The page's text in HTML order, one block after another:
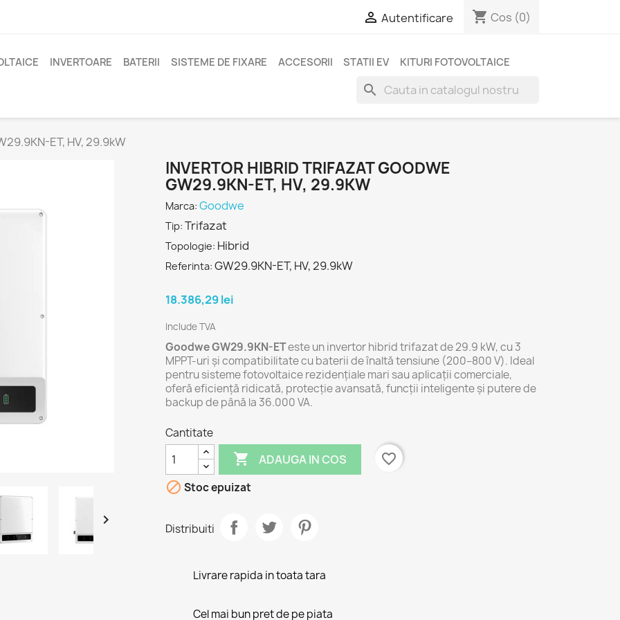
 Autentificare shopping_cart Cos (0)
INVERTOARE BATERII SISTEME DE FIXARE ACCESORII STATII EV KITURI FOTOVOLTAICE
search
ET, HV, 29.9kW

INVERTOR HIBRID TRIFAZAT GOODWE
GW29.9KN-ET, HV, 29.9KW
Marca: Goodwe
Tip: Trifazat
Topologie: Hibrid
Referinta: GW29.9KN-ET, HV, 29.9kW
18.386,29 lei
Include TVA
Goodwe GW29.9KN-ETeste un invertor hibrid trifazat de 29.9 kW, cu 3
MPPT-uri și compatibilitate cu baterii de înaltă tensiune (200–800 V). Ideal
pentru sisteme fotovoltaice rezidențiale mari sau aplicații comerciale,
oferă eficiență ridicată, protecție avansată, funcții inteligente și putere de
backup de până la 36.000 VA.
Cantitate
 ADAUGA IN COS
favorite_border
 Stoc epuizat
Distribuiti
Livrare rapida in toata tara
Cel mai bun pret de pe piata